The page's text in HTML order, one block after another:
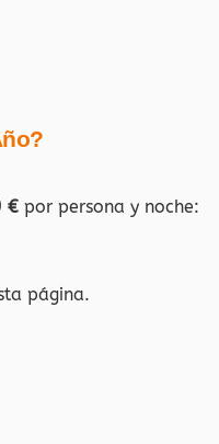
€ por persona y noche:
página.